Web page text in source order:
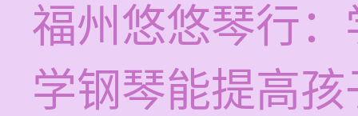
福州悠悠琴行
学钢琴能提高